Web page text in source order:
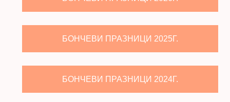
БОНЧЕВИ ПРАЗНИЦИ 2025Г.
БОНЧЕВИ ПРАЗНИЦИ 2024Г.